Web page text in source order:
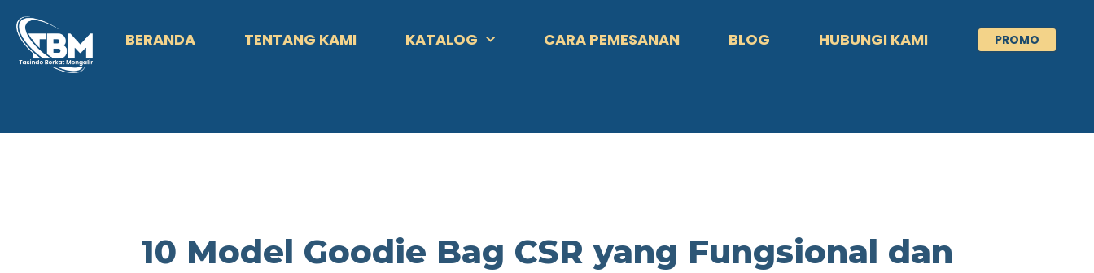
BERANDA TENTANG KAMI KATALOG CARA PEMESANAN BLOG HUBUNGI KAMI PROMO
10 Model Goodie Bag CSR yang Fungsional dan